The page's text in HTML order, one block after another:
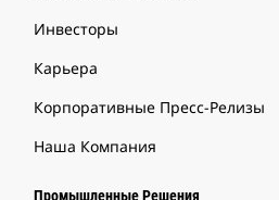
Инвесторы
Карьера
Корпоративные Пресс-Релизы
Наша Компания
Промышленные Решения